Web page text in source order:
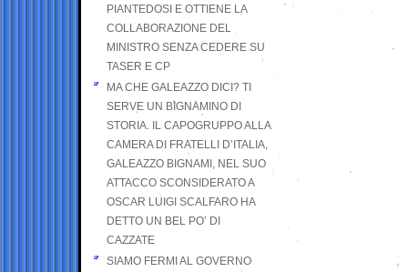
PIANTEDOSI E OTTIENE LA
COLLABORAZIONE DEL
MINISTRO SENZA CEDERE SU
TASER E CP
MA CHE GALEAZZO DICI? TI
SERVE UN BIGNAMINO DI
STORIA. IL CAPOGRUPPO ALLA
CAMERA DI FRATELLI D’ITALIA,
GALEAZZO BIGNAMI, NEL SUO
ATTACCO SCONSIDERATO A
OSCAR LUIGI SCALFARO HA
DETTO UN BEL PO’ DI
CAZZATE
SIAMO FERMI AL GOVERNO